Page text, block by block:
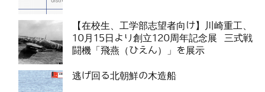
【在校生、工学部志望者向け】川崎重工、
10月15日より創立120周年記念展 三式戦
闘機「飛燕（ひえん）」を展示
逃げ回る北朝鮮の木造船